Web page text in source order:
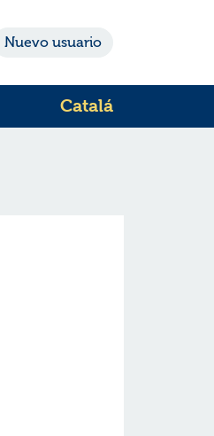
Nuevo usuario
Catalá